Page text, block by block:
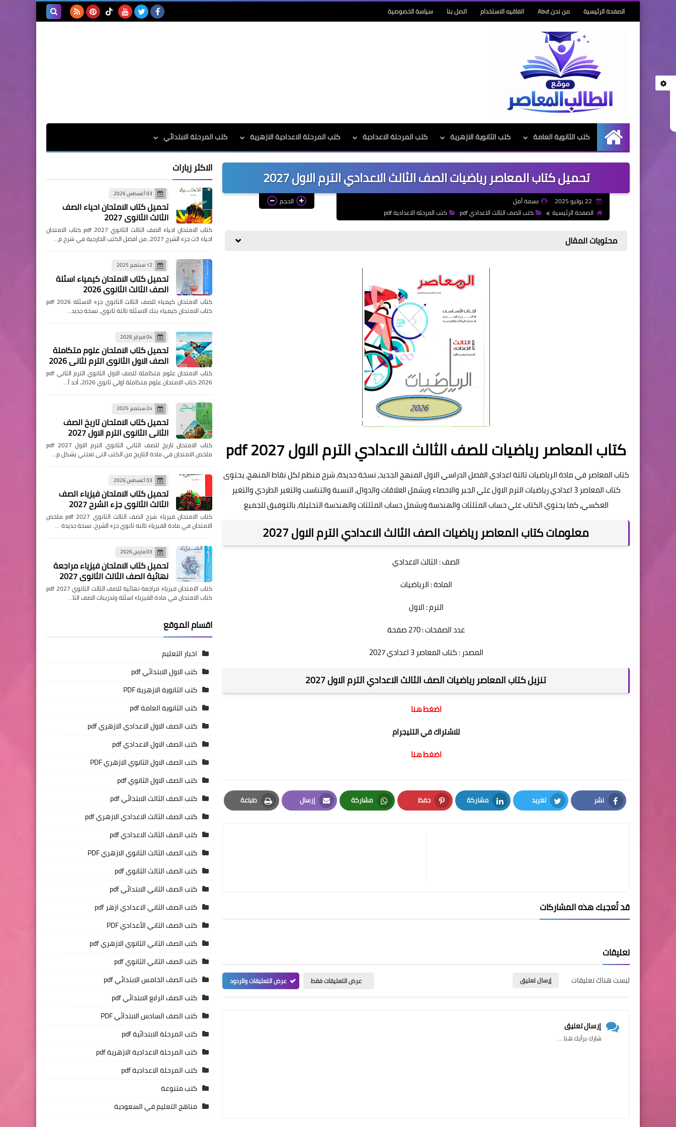
الصفحة الرئيسية من نحن Abut اتفاقيه الاستخدام اتصل بنا سياسة الخصوصية
الرئيسية
كتب الثانوية العامة كتب الثانوية الازهرية كتب المرحلة الاعدادية كتب المرحلة الاعدادية الازهرية كتب المرحلة الابتدائي
تحميل كتاب المعاصر رياضيات الصف الثالث الاعدادي الترم الاول 2027
بسمة أمل
الصفحة الرئيسية
كتب الصف الثالث الاعدادي pdf كتب المرحلة الاعدادية pdf
الحجم
محتويات المقال
كتاب المعاصر رياضيات للصف الثالث الاعدادي الترم الاول pdf 2027
كتاب المعاصر في مادة الرياضيات تالتة اعدادي الفصل الدراسي الاول المنهج الجديد, نسخة جديدة, شرح منظم لكل نقاط المنهج, يحتوى
كتاب المعاصر 3 اعدادي رياضيات الترم الاول علي الجبر والاحصاء ويشمل العلاقات والدوال, النسبة والتناسب والتغير الطردي والتغير
العكسي, كما يحتوي الكتاب علي حساب المثلثات والهندسة ويشمل حساب المثلثات والهندسة التحليلة, بالتوفيق للجميع
معلومات كتاب المعاصر رياضيات الصف الثالث الاعدادي الترم الاول 2027
الصف : الثالث الاعدادي
المادة : الرياضيات
الترم : الاول
عدد الصفحات : 270 صفحة
المصدر : كتاب المعاصر 3 اعدادي 2027
تنزيل كتاب المعاصر رياضيات الصف الثالث الاعدادي الترم الاول 2027
اضغط هنا
للاشتراك في التليجرام
اضغط هنا
نشر
Facebook
تغريد
Twitter
مشاركة
LinkedIn
حفظ
Pinterest
مشاركة
Whatsapp
إرسال
Email
طباعة
Print
قد تُعجبك هذه المشاركات
تعليقات
ليست هناك تعليقات إرسال تعليق عرض التعليقات فقط عرض التعليقات والردود
إرسال تعليق
شارك برأيك هنا....
الاكثر زيارات
03 أغسطس 2026
تحميل كتاب الامتحان احياء الصف
الثالث الثانوي 2027
كتاب الامتحان احياء الصف الثالث الثانوي pdf 2027 كتاب الامتحان
احياء 3ث جزء الشرح 2027, من افضل الكتب الخارجية في شرح م…
12 سبتمبر 2025
تحميل كتاب الامتحان كيمياء اسئلة
الصف الثالث الثانوي 2026
كتاب الامتحان كيمياء للصف الثالث الثانوي جزء الاسئلة pdf 2026
كتاب الامتحان كيمياء بنك الاسئلة تالتة ثانوي, نسخة جديد…
04 فبراير 2026
تحميل كتاب الامتحان علوم متكاملة
الصف الاول الثانوي الترم لثاني 2026
كتاب الامتحان علوم متكاملة للصف الاول الثانوي الترم الثاني pdf
2026 كتاب الامتحان علوم متكاملة اولي ثانوي 2026, أحد أ…
24 سبتمبر 2025
تحميل كتاب الامتحان تاريخ الصف
الثاني الثانوي الترم الاول 2027
كتاب الامتحان تاريخ للصف الثاني الثانوي الترم الاول pdf 2027
ملخص الامتحان في مادة التاريخ من الكتب التى تعتني بشكل م…
03 أغسطس 2026
تحميل كتاب الامتحان فيزياء الصف
الثالث الثانوي جزء الشرح 2027
كتاب الامتحان فيزياء شرح الصف الثالث الثانوي pdf 2027 ملخص
الامتحان في مادة الفيزياء تالتة ثانوي جزء الشرح, نسخة جديدة …
03 مارس 2026
تحميل كتاب الامتحان فيزياء مراجعة
نهائية الصف الثالث الثانوي 2027
كتاب الامتحان فيزياء مراجعة نهائية للصف الثالث الثانوي pdf 2027
كتاب الامتحان في مادة الفيزياء اسئلة وتدريبات الصف الثا…
اقسام الموقع
اخبار التعليم
كتب الاول الابتدائي pdf
كتب الثانوية الازهرية PDF
كتب الثانوية العامة pdf
كتب الصف الاول الاعدادي الازهري pdf
كتب الصف الاول الاعدادي pdf
كتب الصف الاول الثانوي الازهري PDF
كتب الصف الاول الثانوي pdf
كتب الصف الثالث الابتدائي pdf
كتب الصف الثالث الاعدادي الازهري pdf
كتب الصف الثالث الاعدادي pdf
كتب الصف الثالث الثانوي الازهري PDF
كتب الصف الثالث الثانوي pdf
كتب الصف الثاني الابتدائي pdf
كتب الصف الثاني الاعدادي ازهر pdf
كتب الصف الثاني الأعدادي PDF
كتب الصف الثاني الثانوي الازهري pdf
كتب الصف الثاني الثانوي pdf
كتب الصف الخامس الابتدائي pdf
كتب الصف الرابع الابتدائي pdf
كتب الصف السادس الابتدائي PDF
كتب المرحلة الابتدائية pdf
كتب المرحلة الاعدادية الازهرية pdf
كتب المرحلة الاعدادية pdf
كتب متنوعة
مناهج التعليم في السعودية